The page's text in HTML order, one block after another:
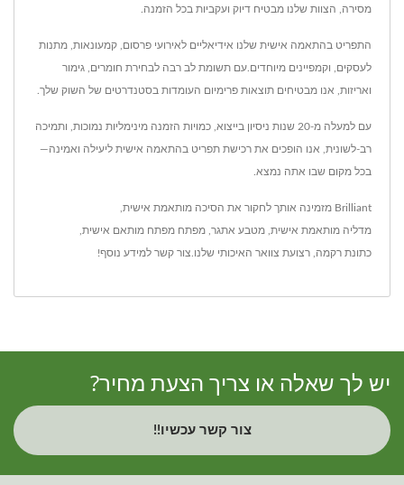
מסירה, הצוות שלנו מבטיח דיוק ועקביות בכל הזמנה.
התפריט בהתאמה אישית שלנו אידיאליים לאירועי פרסום, קמעונאות, מתנות
לעסקים, וקמפיינים מיוחדים.עם תשומת לב רבה לבחירת חומרים, גימור
ואריזות, אנו מבטיחים תוצאות פרימיום העומדות בסטנדרטים של השוק שלך.
עם למעלה מ-20 שנות ניסיון בייצוא, כמויות הזמנה מינימליות נמוכות, ותמיכה
רב-לשונית, אנו הופכים את רכישת תפריט בהתאמה אישית ליעילה ואמינה—
בכל מקום שבו אתה נמצא.
Brilliant מזמינה אותך לחקור את ה סיכה מותאמת אישית
מדליה מותאמת אישית מטבע אתגר מפתח מפתח מותאם אישית
כתונת רקמה רצועת צוואר האיכותי שלנו. צור קשר למידע נוסף!
יש לך שאלה או צריך הצעת מחיר?
צור קשר עכשיו!!